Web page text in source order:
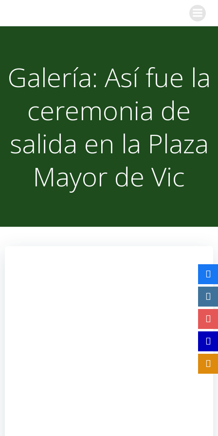
contenido
Galería: Así fue la
ceremonia de
salida en la Plaza
Mayor de Vic